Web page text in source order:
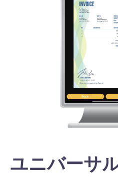
ユニバーサ